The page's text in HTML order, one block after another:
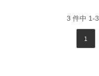
3 件中 1-3
1